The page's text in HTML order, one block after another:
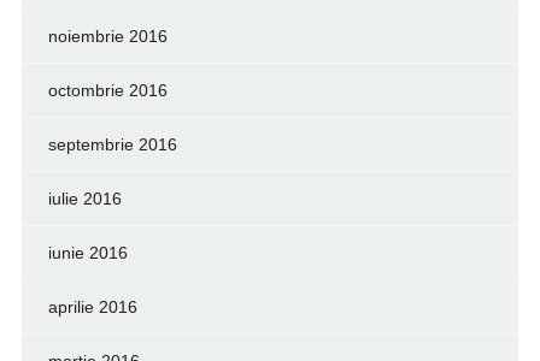
noiembrie 2016
octombrie 2016
septembrie 2016
iulie 2016
iunie 2016
aprilie 2016